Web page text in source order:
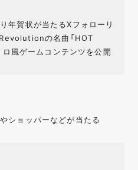
年賀状が当たるXフォローリ
の名曲「HOT
風ゲームコンテンツを公開
ショッパーなどが当たる